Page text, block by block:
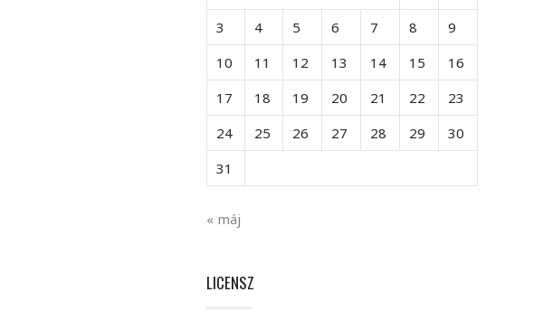
3
4 5 6 7 8
9
10
11 12 13 14 15
16
17
18 19 20 21 22
23
24
25 26 27 28 29
30
31
« máj
LICENSZ